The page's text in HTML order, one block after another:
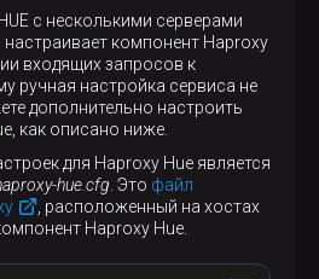
с несколькими серверами
настраивает компонент Haproxy
входящих запросов к
ручная настройка сервиса не
дополнительно настроить
как описано ниже.
для Haproxy Hue является
hue.cfg . Это файл
, расположенный на хостах
Haproxy Hue.